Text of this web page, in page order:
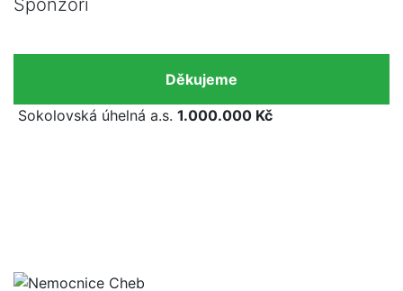
Sponzoři
Děkujeme
Sokolovská úhelná a.s. 1.000.000 Kč